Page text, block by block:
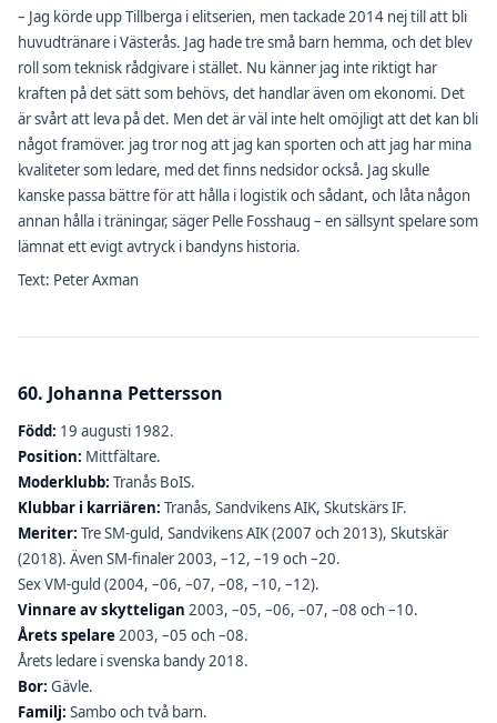
– Jag körde upp Tillberga i elitserien, men tackade 2014 nej till att bli
huvudtränare i Västerås. Jag hade tre små barn hemma, och det blev
roll som teknisk rådgivare i stället. Nu känner jag inte riktigt har
kraften på det sätt som behövs, det handlar även om ekonomi. Det
är svårt att leva på det. Men det är väl inte helt omöjligt att det kan bli
något framöver. jag tror nog att jag kan sporten och att jag har mina
kvaliteter som ledare, med det finns nedsidor också. Jag skulle
kanske passa bättre för att hålla i logistik och sådant, och låta någon
annan hålla i träningar, säger Pelle Fosshaug – en sällsynt spelare som
lämnat ett evigt avtryck i bandyns historia.
Text: Peter Axman
60. Johanna Pettersson
Född: 19 augusti 1982.
Position: Mittfältare.
Moderklubb: Tranås BoIS.
Klubbar i karriären: Tranås, Sandvikens AIK, Skutskärs IF.
Meriter: Tre SM-guld, Sandvikens AIK (2007 och 2013), Skutskär
(2018). Även SM-finaler 2003, –12, –19 och –20.
Sex VM-guld (2004, –06, –07, –08, –10, –12).
Vinnare av skytteligan 2003, –05, –06, –07, –08 och –10.
Årets spelare2003, –05 och –08.
Årets ledare i svenska bandy 2018.
Bor: Gävle.
Familj: Sambo och två barn.